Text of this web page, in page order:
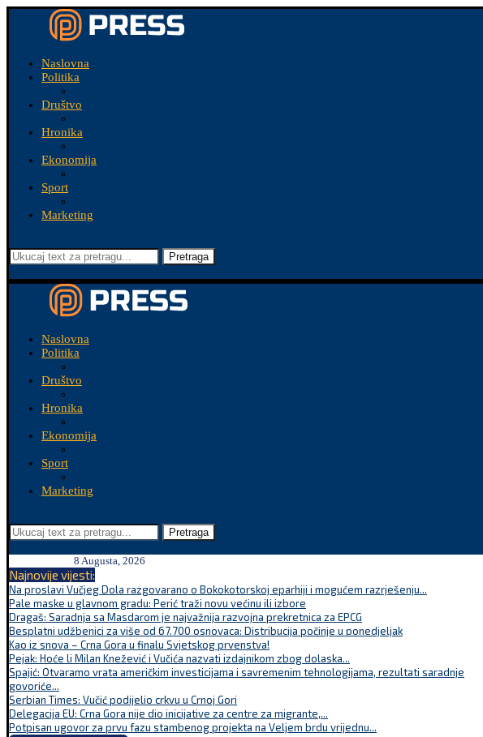
Naslovna
Politika
Društvo
Hronika
Ekonomija
Sport
Marketing
Pretraga
Naslovna
Politika
Društvo
Hronika
Ekonomija
Sport
Marketing
Pretraga
8 Augusta, 2026
Najnovije vijesti:
Na proslavi Vučjeg Dola razgovarano o Bokokotorskoj eparhiji i mogućem razrješenju...
Pale maske u glavnom gradu: Perić traži novu većinu ili izbore
Dragaš: Saradnja sa Masdarom je najvažnija razvojna prekretnica za EPCG
Besplatni udžbenici za više od 67.700 osnovaca: Distribucija počinje u ponedjeljak
Kao iz snova – Crna Gora u finalu Svjetskog prvenstva!
Pejak: Hoće li Milan Knežević i Vučića nazvati izdajnikom zbog dolaska...
Spajić: Otvaramo vrata američkim investicijama i savremenim tehnologijama, rezultati saradnje
govoriće...
Serbian Times: Vučić podijelio crkvu u Crnoj Gori
Delegacija EU: Crna Gora nije dio inicijative za centre za migrante,...
Potpisan ugovor za prvu fazu stambenog projekta na Veljem brdu vrijednu...